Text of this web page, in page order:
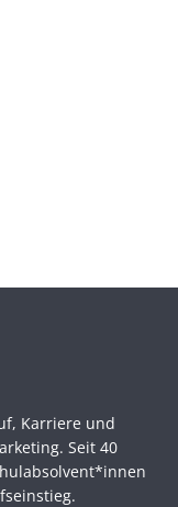
Karriere und
Seit 40